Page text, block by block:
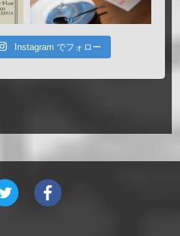
Instagram でフォロー